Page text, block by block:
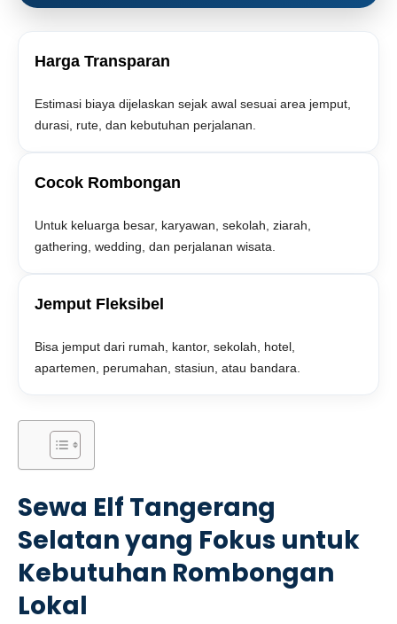
Harga Transparan
Estimasi biaya dijelaskan sejak awal sesuai area jemput,
durasi, rute, dan kebutuhan perjalanan.
Cocok Rombongan
Untuk keluarga besar, karyawan, sekolah, ziarah,
gathering, wedding, dan perjalanan wisata.
Jemput Fleksibel
Bisa jemput dari rumah, kantor, sekolah, hotel,
apartemen, perumahan, stasiun, atau bandara.
Sewa Elf Tangerang
Selatan yang Fokus untuk
Kebutuhan Rombongan
Lokal